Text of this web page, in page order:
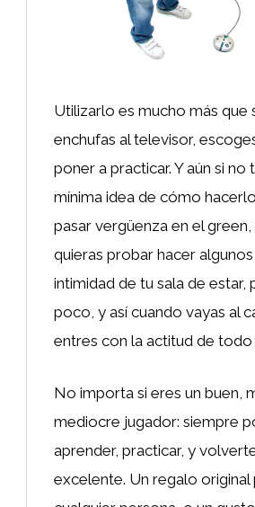
Utilizarlo es mucho más que
enchufas al televisor,
poner a practicar. Y aún si no
mínima idea de cómo
pasar vergüenza en el green,
quieras probar hacer
intimidad de tu sala de estar,
poco, y así cuando vayas al
entres con la actitud de todo
No importa si eres un buen,
mediocre jugador: siempre
aprender, practicar, y
excelente. Un regalo original